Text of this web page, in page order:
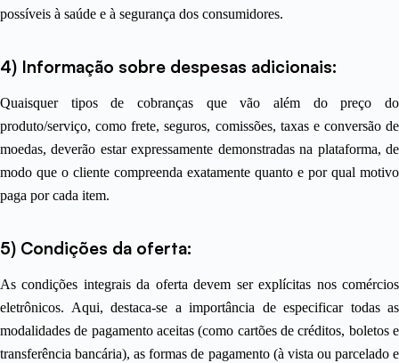
possíveis à saúde e à segurança dos consumidores.
4) Informação sobre despesas adicionais:
Quaisquer tipos de cobranças que vão além do preço do
produto/serviço, como frete, seguros, comissões, taxas e conversão de
moedas, deverão estar expressamente demonstradas na plataforma, de
modo que o cliente compreenda exatamente quanto e por qual motivo
paga por cada item.
5) Condições da oferta:
As condições integrais da oferta devem ser explícitas nos comércios
eletrônicos. Aqui, destaca-se a importância de especificar todas as
modalidades de pagamento aceitas (como cartões de créditos, boletos e
transferência bancária), as formas de pagamento (à vista ou parcelado e